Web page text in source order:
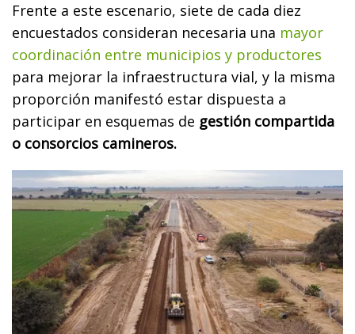
Frente a este escenario, siete de cada diez
encuestados consideran necesaria una mayor
coordinación entre municipios y productores
para mejorar la infraestructura vial, y la misma
proporción manifestó estar dispuesta a
participar en esquemas de gestión compartida
o consorcios camineros.